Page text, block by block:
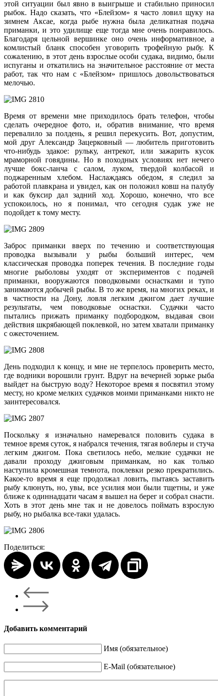
этой ситуации был явно в выигрыше и стабильно приносил
рыбок. Надо сказать, что «Блейзом» я часто ловил щуку на
зимнем Аксае, когда рыбе нужна была деликатная подача
приманки, и это удилище еще тогда мне очень понравилось.
Благодаря цельной вершинке оно очень информативное, а
комлистый бланк способен уговорить трофейную рыбу. К
сожалению, в этот день взрослые особи судака, видимо, были
испуганы и откатились на значительное расстояние от места
работ, так что нам с «Блейзом» пришлось довольствоваться
мелочью.
Время от времени мне приходилось брать телефон, чтобы
сделать очередное фото, и, обратив внимание, что время
перевалило за полдень, я решил перекусить. Вот, допустим,
мой друг Александр Зацерковный — любитель приготовить
что-нибудь эдакое: рульку, антрекот, или зажарить кусок
мраморной говядины. Но в походных условиях нет нечего
лучше бокс-ланча с салом, луком, твердой колбасой и
поджаренным хлебом. Наслаждаясь обедом, я следил за
работой плавкрана и увидел, как он положил ковш на палубу
и как буксир дал задний ход. Хорошо, конечно, что все
успокоилось, но я понимал, что сегодня судак уже не
подойдет к тому месту.
Заброс приманки вверх по течению и соответствующая
проводка вызывали у рыбы больший интерес, чем
классическая проводка поперек течения. В последние годы
многие рыболовы уходят от экспериментов с подачей
приманки, вооружаются поводковыми оснастками и тупо
занимаются добычей рыбы. В то же время, на многих реках, и
в частности на Дону, ловля легким джигом дает лучшие
результаты, чем поводковые оснастки. Судачки часто
пытались прижать приманку подбородком, выдавая свои
действия шкрябающей поклевкой, но затем хватали приманку
с ожесточением.
День подходил к концу, и мне не терпелось проверить место,
где водники ворошили грунт. Вдруг на вечерней зорьке рыба
выйдет на быструю воду? Некоторое время я посвятил этому
месту, но кроме мелких судачков моими приманками никто не
заинтересовался.
Поскольку я изначально намеревался половить судака в
темное время суток, я набрался течения, тягая воблеры и стуча
легким джигом. Пока светилось небо, мелкие судачки не
давали проходу джиговым приманкам, но как только
наступила кромешная темнота, поклевки резко прекратились.
Какое-то время я еще продолжал ловить, пытаясь заставить
рыбу клюнуть, но, увы, все усилия мои были тщетны, и уже
ближе к одиннадцати часам я вышел на берег и собрал снасти.
Хоть в этот день мне так и не довелось поймать взрослую
рыбу, но рыбалка все-таки удалась.
Поделиться:
Добавить комментарий
Имя (обязательное)
E-Mail (обязательное)